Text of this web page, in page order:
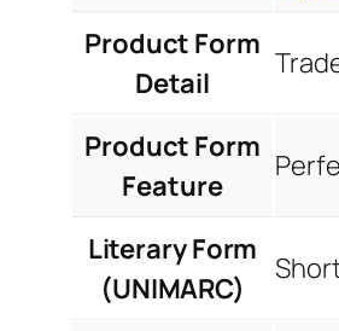
Product Form
Detail
Product Form
Feature
Literary Form
(UNIMARC)